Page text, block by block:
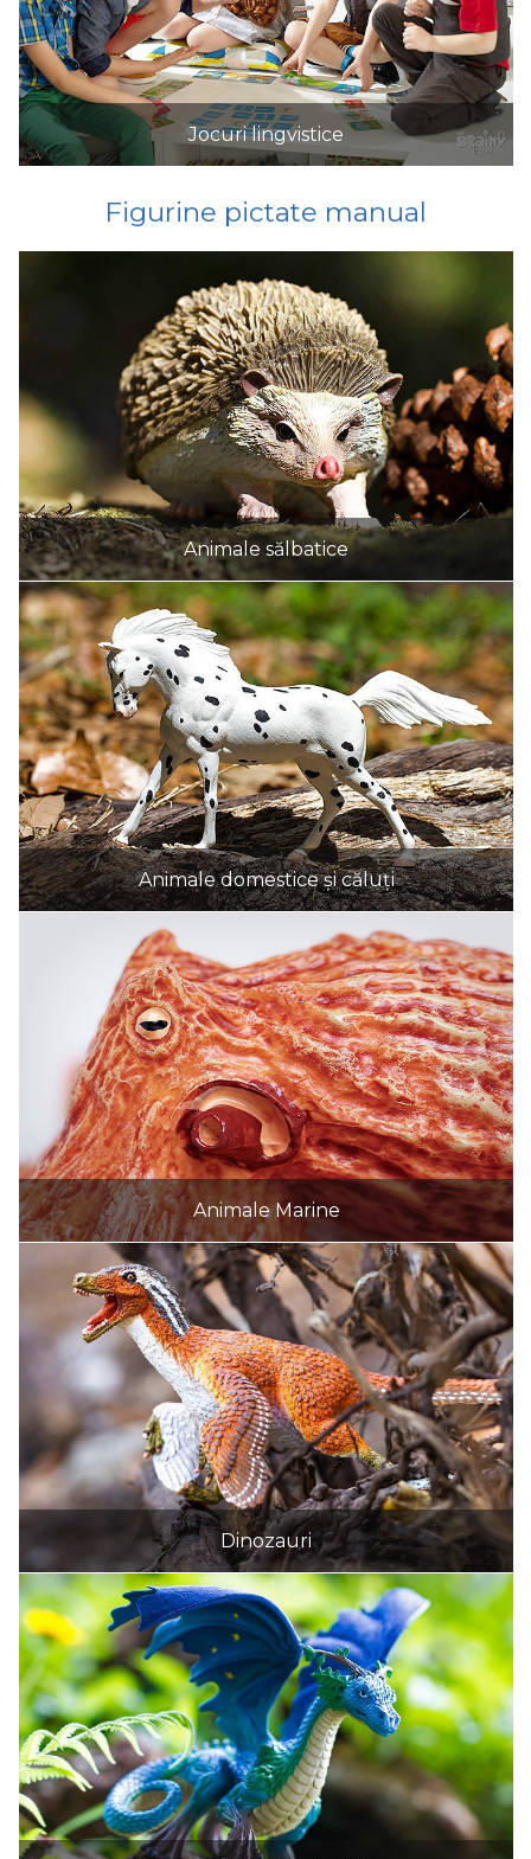
Jocuri lingvistice
Figurine pictate manual
Animale sălbatice
Animale domestice și căluți
Animale Marine
Dinozauri